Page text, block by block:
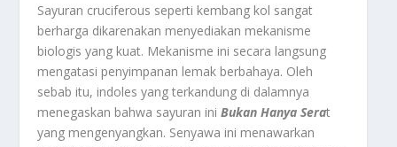
Sayuran cruciferous seperti kembang kol sangat
berharga dikarenakan menyediakan mekanisme
biologis yang kuat. Mekanisme ini secara langsung
mengatasi penyimpanan lemak berbahaya. Oleh
sebab itu, indoles yang terkandung di dalamnya
menegaskan bahwa sayuran iniBukan Hanya Serat
yang mengenyangkan. Senyawa ini menawarkan